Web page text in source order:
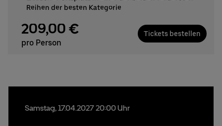
Reihen der besten Kategorie
209,00 €
pro Person
Tickets bestellen
Samstag,17.04.202720:00 Uhr